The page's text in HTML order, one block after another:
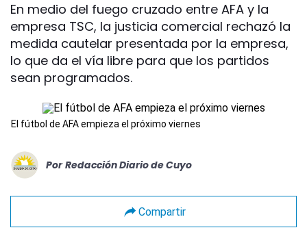
En medio del fuego cruzado entre AFA y la
empresa TSC, la justicia comercial rechazó la
medida cautelar presentada por la empresa,
lo que da el vía libre para que los partidos
sean programados.
El fútbol de AFA empieza el próximo viernes
Por Redacción Diario de Cuyo
Compartir